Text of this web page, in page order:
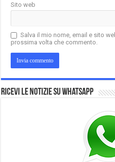
Sito web
Salva il mio nome, email e sito
prossima volta che commento.
Ricevi le notizie su Whatsapp